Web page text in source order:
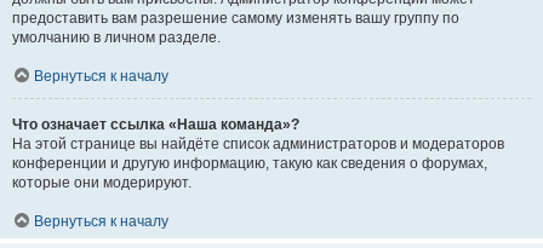
предоставить вам разрешение самому изменять вашу группу по
умолчанию в личном разделе.
Вернуться к началу
Что означает ссылка «Наша команда»?
На этой странице вы найдёте список администраторов и модераторов
конференции и другую информацию, такую как сведения о форумах,
которые они модерируют.
Вернуться к началу